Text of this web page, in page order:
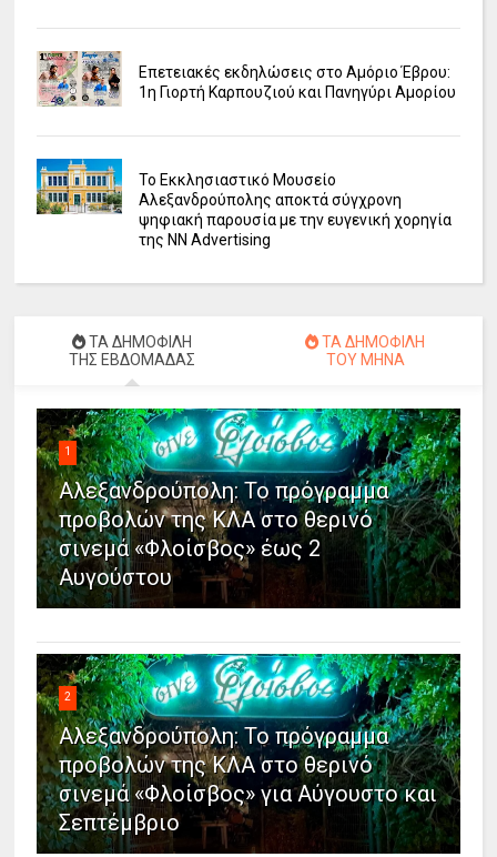
Επετειακές εκδηλώσεις στο Αμόριο Έβρου:
1η Γιορτή Καρπουζιού και Πανηγύρι Αμορίου
Το Εκκλησιαστικό Μουσείο
Αλεξανδρούπολης αποκτά σύγχρονη
ψηφιακή παρουσία με την ευγενική χορηγία
της NN Advertising
ΤΑ ΔΗΜΟΦΙΛΗ
ΤΗΣ ΕΒΔΟΜΑΔΑΣ
ΤΑ ΔΗΜΟΦΙΛΗ
ΤΟΥ ΜΗΝΑ
1
Αλεξανδρούπολη: Το πρόγραμμα
προβολών της ΚΛΑ στο θερινό
σινεμά «Φλοίσβος» έως 2
Αυγούστου
2
Αλεξανδρούπολη: Το πρόγραμμα
προβολών της ΚΛΑ στο θερινό
σινεμά «Φλοίσβος» για Αύγουστο και
Σεπτέμβριο